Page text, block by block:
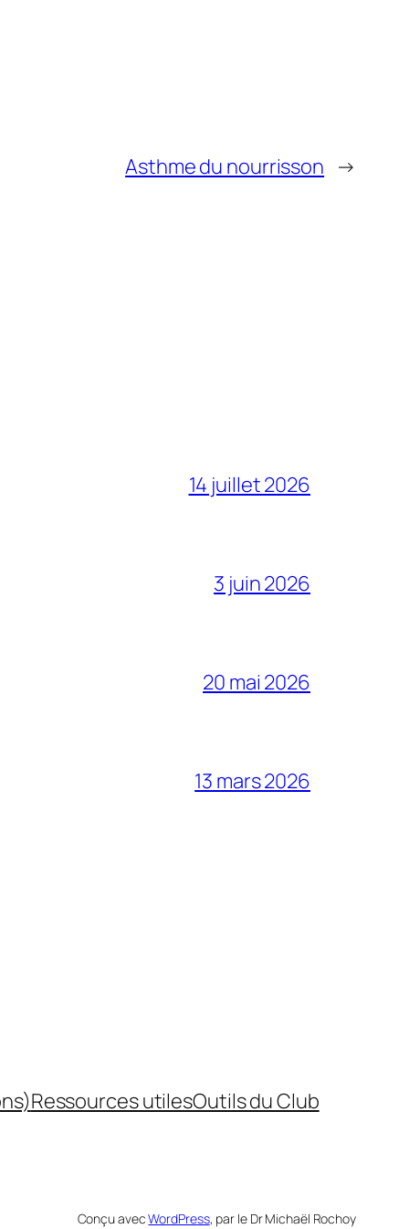
Asthme du nourrisson →
14 juillet 2026
3 juin 2026
20 mai 2026
13 mars 2026
Ressources utilesOutils du Club
Conçu avecWordPress, par le Dr Michaël Rochoy